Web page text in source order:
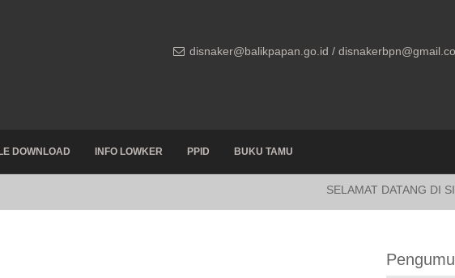
disnaker@balikpapan.go.id /
DOWNLOAD INFO LOWKER PPID BUKU TAMU
SELAMAT DATANG DI SITUS